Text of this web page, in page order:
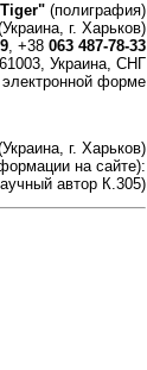
(полиграфия)
г. Харьков)
, +38 063 487-78-33
Украина, СНГ
форме
г. Харьков)
на сайте):
автор К.305)